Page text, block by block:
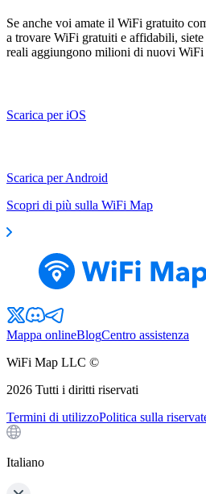
Se anche voi amate il WiFi gratuito
a trovare WiFi gratuiti e affidabili, siete
reali aggiungono milioni di nuovi WiFi
Scarica per iOS
Scarica per Android
Scopri di più sulla WiFi Map
Mappa onlineBlogCentro assistenza
WiFi Map LLC ©
2026 Tutti i diritti riservati
Termini di utilizzoPolitica sulla
Italiano